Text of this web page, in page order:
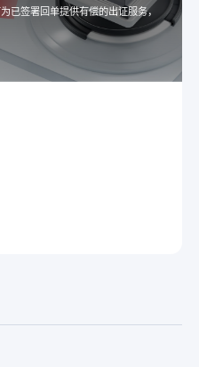
已签署回单提供有偿的出证服务，